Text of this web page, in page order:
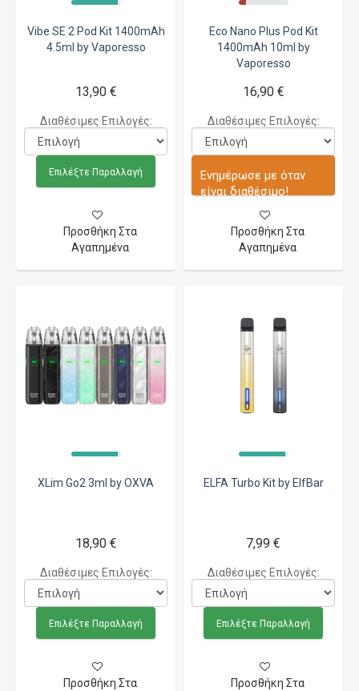
Vibe SE 2 Pod Kit 1400mAh
4.5ml by Vaporesso
13,90 €
Διαθέσιμες Επιλογές:
Επιλέξτε Παραλλαγή
Προσθήκη Στα
Αγαπημένα
Eco Nano Plus Pod Kit
1400mAh 10ml by
Vaporesso
16,90 €
Διαθέσιμες Επιλογές:
Ενημέρωσε με όταν
είναι διαθέσιμο!
Προσθήκη Στα
Αγαπημένα
XLim Go2 3ml by OXVA
18,90 €
Διαθέσιμες Επιλογές:
Επιλέξτε Παραλλαγή
Προσθήκη Στα
ELFA Turbo Kit by ElfBar
7,99 €
Διαθέσιμες Επιλογές:
Επιλέξτε Παραλλαγή
Προσθήκη Στα